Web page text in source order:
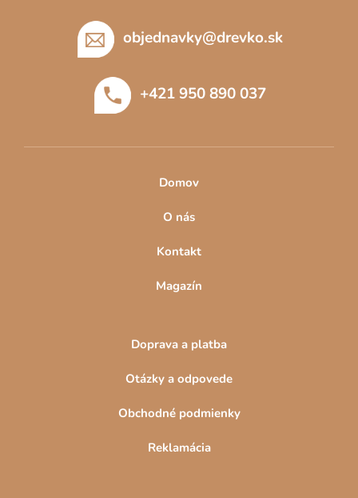
c
p
r
v
ý
p
i
s
u
objednavky@drevko.sk
+421 950 890 037
Domov
O nás
Kontakt
Magazín
Doprava a platba
Otázky a odpovede
Obchodné podmienky
Reklamácia